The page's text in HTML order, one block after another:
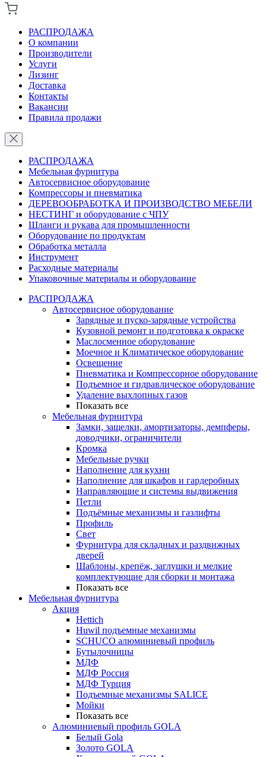
РАСПРОДАЖА
О компании
Производители
Услуги
Лизинг
Доставка
Контакты
Вакансии
Правила продажи
РАСПРОДАЖА
Мебельная фурнитура
Автосервисное оборудование
Компрессоры и пневматика
ДЕРЕВООБРАБОТКА И ПРОИЗВОДСТВО МЕБЕЛИ
НЕСТИНГ и оборудование с ЧПУ
Шланги и рукава для промышленности
Оборудование по продуктам
Обработка металла
Инструмент
Расходные материалы
Упаковочные материалы и оборудование
РАСПРОДАЖА
Автосервисное оборудование
Зарядные и пуско-зарядные устройства
Кузовной ремонт и подготовка к окраске
Маслосменное оборудование
Моечное и Климатическое оборудование
Освещение
Пневматика и Компрессорное оборудование
Подъемное и гидравлическое оборудование
Удаление выхлопных газов
Показать все
Мебельная фурнитура
Замки, защелки, амортизаторы, демпферы,
доводчики, ограничители
Кромка
Мебельные ручки
Наполнение для кухни
Наполнение для шкафов и гардеробных
Направляющие и системы выдвижения
Петли
Подъёмные механизмы и газлифты
Профиль
Свет
Фурнитура для складных и раздвижных
дверей
Шаблоны, крепёж, заглушки и мелкие
комплектующие для сборки и монтажа
Показать все
Мебельная фурнитура
Акция
Hettich
Huwil подъемные механизмы
SCHUCO алюминиевый профиль
Бутылочницы
МДФ
МДФ Россия
МДФ Турция
Подъемные механизмы SALICE
Мойки
Показать все
Алюминиевый профиль GOLA
Белый Gola
Золото GOLA